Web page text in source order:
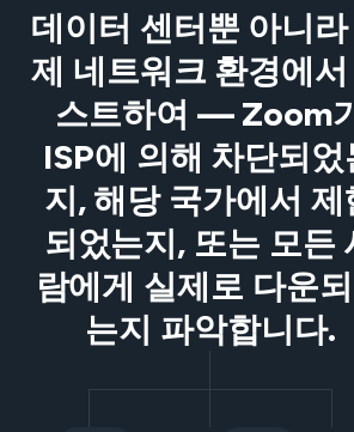
데이터 센터뿐 아니라
제 네트워크 환경에서
스트하여 — Zoom
ISP에 의해 차단되었
지, 해당 국가에서 제
되었는지, 또는 모든
람에게 실제로 다운
는지 파악합니다.